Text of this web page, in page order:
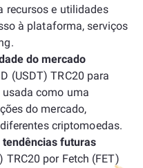
recursos e utilidades
à plataforma, serviços
do mercado
(USDT) TRC20 para
usada como uma
do mercado,
criptomoedas.
tendências futuras
TRC20 por Fetch (FET)